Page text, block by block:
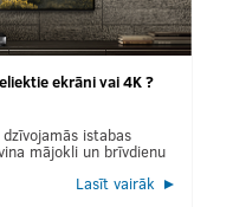
ekrāni vai 4K ?
istabas
mājokli un brīvdienu
Lasīt vairāk